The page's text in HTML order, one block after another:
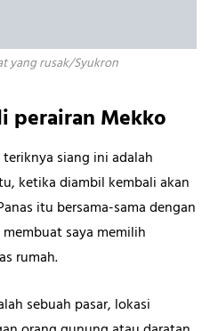
yang rusak/Syukron
perairan Mekko
siang ini adalah
ketika diambil kembali akan
itu bersama-sama dengan
saya memilih
rumah.
sebuah pasar, lokasi